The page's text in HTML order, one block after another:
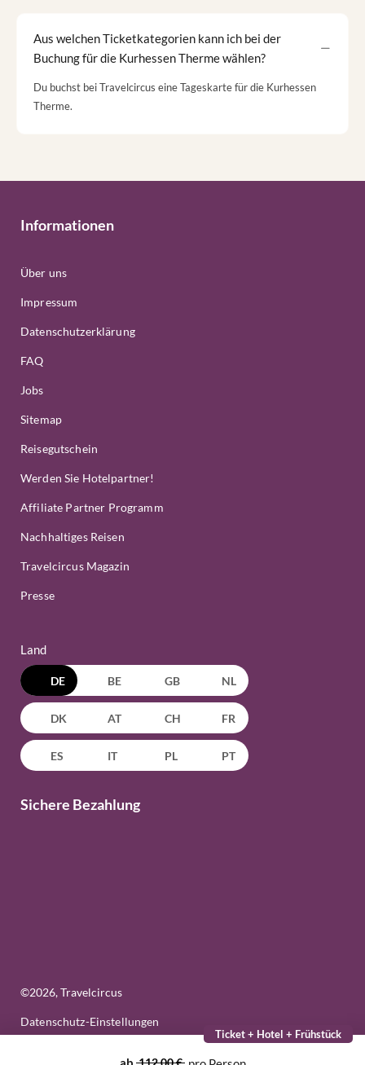
Aus welchen Ticketkategorien kann ich bei der
Buchung für die Kurhessen Therme wählen?
Du buchst bei Travelcircus eine Tageskarte für die Kurhessen
Therme.
Ticket + Hotel + Frühstück
112,00 €
Informationen
Über uns
Impressum
Datenschutzerklärung
FAQ
Jobs
Sitemap
Reisegutschein
Werden Sie Hotelpartner!
Affiliate Partner Programm
Nachhaltiges Reisen
Travelcircus Magazin
Presse
Land
DE BE GB NL
DK AT CH FR
ES IT PL PT
Sichere Bezahlung
©2026, Travelcircus
Datenschutz-Einstellungen